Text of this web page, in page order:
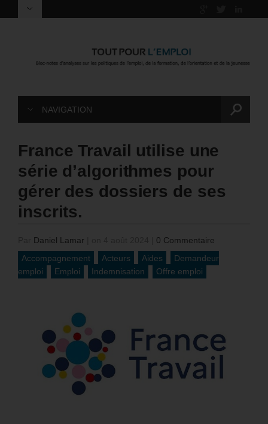
NAVIGATION
France Travail utilise une
série d’algorithmes pour
gérer des dossiers de ses
inscrits.
Daniel Lamar
0 Commentaire
Accompagnement
Acteurs Aides
Demandeur
emploi
Emploi Indemnisation Offre emploi